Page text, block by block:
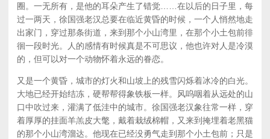
圈。一无所有，是他的耳朵产生了错觉……在以后的日子里，每
过一两天，徐国强老汉总要在临近黄昏的时候，一个人悄然地走
出家门，穿过那条街道，来到那个小山湾里，在那个小土包前徘
徊一段时光。人的感情有时候真是不可思议，他也许对人是冷漠
的，但可以对一个动物怀着永远的眷恋。
又是一个黄昏，城市的灯火和山坡上的残雪闪烁着冰冷的白光。
大地已经开始结冻，硬帮帮得象铁板一样。风呜咽着从远处的山
口中吹过来，灌满了低洼中的城市。徐国强老汉象往常一样，穿
着厚厚的挂面羊羔皮大氅，戴着栽绒棉帽，又来到掩埋着老黑猫
的那个小山湾溜达。他现在已经没勇气走到那个小土包前；只是